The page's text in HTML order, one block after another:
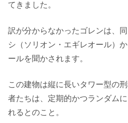
てきました。
訳が分からなかったゴレンは、
シ（ソリオン・エギレオール）
ールを聞かされます。
この建物は縦に長いタワー型の
者たちは、定期的かつランダム
れるとのこと。